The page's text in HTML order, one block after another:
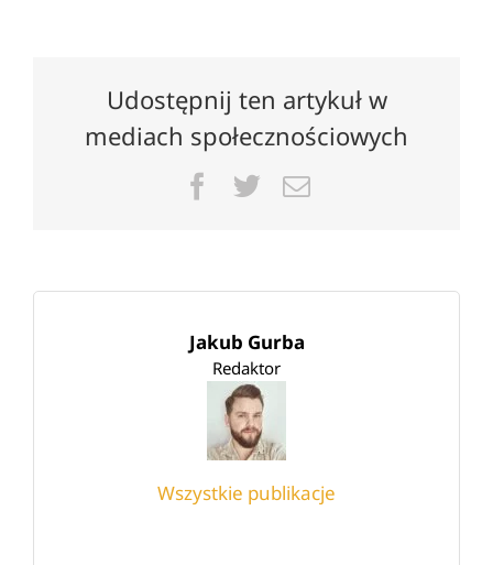
Udostępnij ten artykuł w
mediach społecznościowych
Facebook
TwitterEmail
Jakub Gurba
Redaktor
Wszystkie publikacje